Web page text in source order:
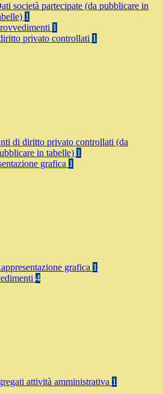
società partecipate (da pubblicare in
1
1
privato controllati 1
di diritto privato controllati (da
in tabelle) 1
grafica 1
grafica 1
4
attività amministrativa 1